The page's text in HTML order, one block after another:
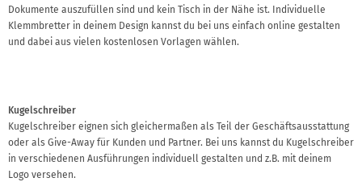
Dokumente auszufüllen sind und kein Tisch in der Nähe ist. Individuelle
Klemmbretter in deinem Design kannst du bei uns einfach online gestalten
und dabei aus vielen kostenlosen Vorlagen wählen.
Kugelschreiber
Kugelschreiber eignen sich gleichermaßen als Teil der Geschäftsausstattung
oder als Give-Away für Kunden und Partner. Bei uns kannst du Kugelschreiber
in verschiedenen Ausführungen individuell gestalten und z.B. mit deinem
Logo versehen.